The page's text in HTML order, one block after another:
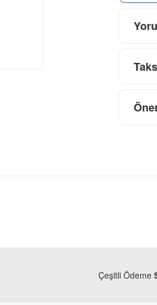
Çeşitli Ödeme